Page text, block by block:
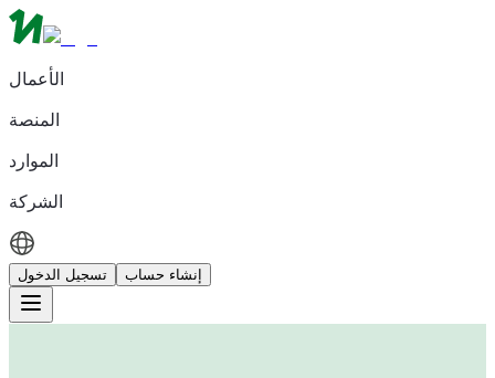
الأعمال
المنصة
الموارد
الشركة
تسجيل الدخول إنشاء حساب